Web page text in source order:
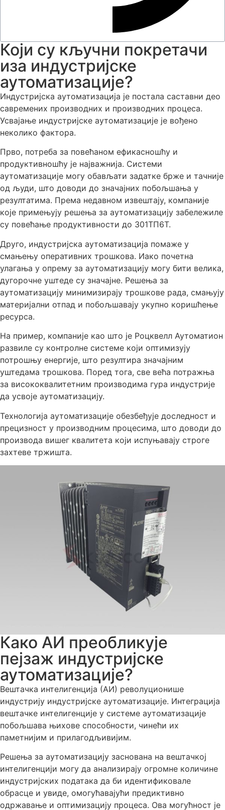
Који су кључни покретачи
иза индустријске
аутоматизације?
Индустријска аутоматизација је постала саставни део
савремених производних и производних процеса.
Усвајање индустријске аутоматизације је вођено
неколико фактора.
Прво, потреба за повећаном ефикасношћу и
продуктивношћу је најважнија. Системи
аутоматизације могу обављати задатке брже и тачније
од људи, што доводи до значајних побољшања у
резултатима. Према недавном извештају, компаније
које примењују решења за аутоматизацију забележиле
су повећање продуктивности до 301ТП6Т.
Друго, индустријска аутоматизација помаже у
смањењу оперативних трошкова. Иако почетна
улагања у опрему за аутоматизацију могу бити велика,
дугорочне уштеде су значајне. Решења за
аутоматизацију минимизирају трошкове рада, смањују
материјални отпад и побољшавају укупно коришћење
ресурса.
На пример, компаније као што је Роцквелл Аутоматион
развиле су контролне системе који оптимизују
потрошњу енергије, што резултира значајним
уштедама трошкова. Поред тога, све већа потражња
за висококвалитетним производима гура индустрије
да усвоје аутоматизацију.
Технологија аутоматизације обезбеђује доследност и
прецизност у производним процесима, што доводи до
производа вишег квалитета који испуњавају строге
захтеве тржишта.
Како АИ преобликује
пејзаж индустријске
аутоматизације?
Вештачка интелигенција (АИ) револуционише
индустрију индустријске аутоматизације. Интеграција
вештачке интелигенције у системе аутоматизације
побољшава њихове способности, чинећи их
паметнијим и прилагодљивијим.
Решења за аутоматизацију заснована на вештачкој
интелигенцији могу да анализирају огромне количине
индустријских података да би идентификовале
обрасце и увиде, омогућавајући предиктивно
одржавање и оптимизацију процеса. Ова могућност је